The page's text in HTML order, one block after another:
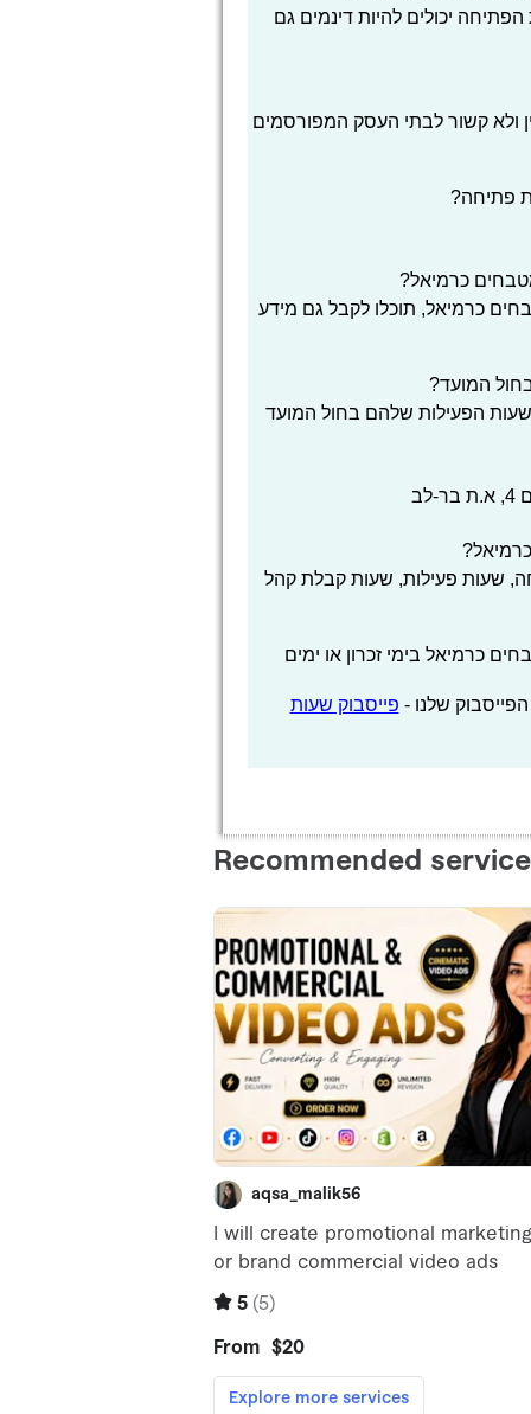
יכולים להיות דינמים גם
ולא קשור לבתי העסק המפורסמים
פתיחה?
כרמיאל?
כרמיאל, תוכלו לקבל גם מידע
המועד?
הפעילות שלהם בחול המועד
שעות פעילות, שעות קבלת קהל
כרמיאל בימי זכרון או ימים
שלנו - פייסבוק שעות